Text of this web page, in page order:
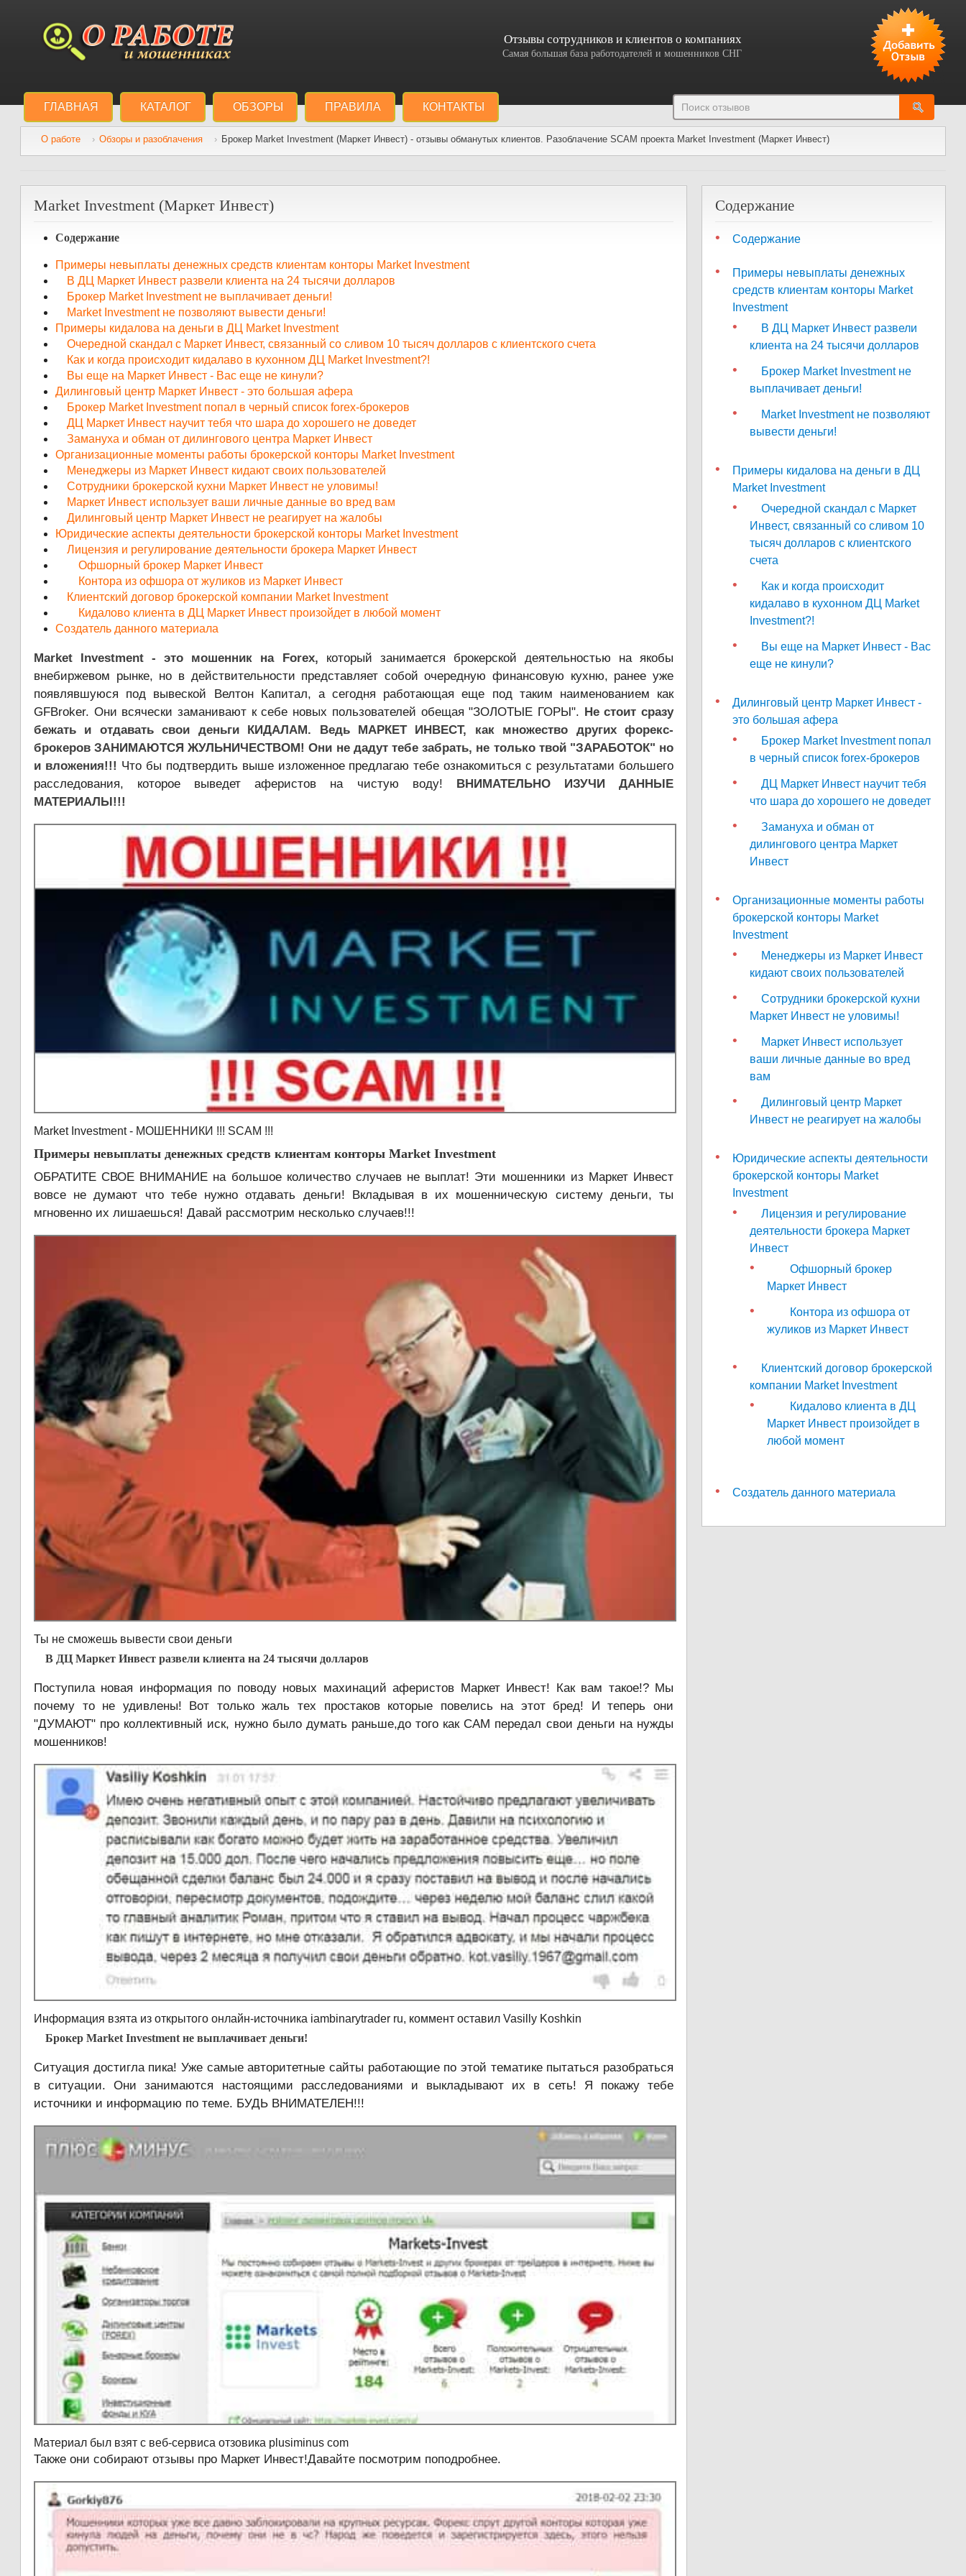
Отзывы сотрудников и клиентов о компаниях
Самая большая база работодателей и мошенников СНГ
ГЛАВНАЯ КАТАЛОГ ОБЗОРЫ ПРАВИЛА КОНТАКТЫ
О работе Обзоры и разоблачения Брокер Market Investment (Маркет Инвест) - отзывы обманутых клиентов. Разоблачение SCAM проекта Market Investment (Маркет Инвест)
Market Investment (Маркет Инвест)
Содержание
Примеры невыплаты денежных средств клиентам конторы Market Investment
В ДЦ Маркет Инвест развели клиента на 24 тысячи долларов
Брокер Market Investment не выплачивает деньги!
Market Investment не позволяют вывести деньги!
Примеры кидалова на деньги в ДЦ Market Investment
Очередной скандал с Маркет Инвест, связанный со сливом 10 тысяч долларов с клиентского счета
Как и когда происходит кидалаво в кухонном ДЦ Market Investment?!
Вы еще на Маркет Инвест - Вас еще не кинули?
Дилинговый центр Маркет Инвест - это большая афера
Брокер Market Investment попал в черный список forex-брокеров
ДЦ Маркет Инвест научит тебя что шара до хорошего не доведет
Замануха и обман от дилингового центра Маркет Инвест
Организационные моменты работы брокерской конторы Market Investment
Менеджеры из Маркет Инвест кидают своих пользователей
Сотрудники брокерской кухни Маркет Инвест не уловимы!
Маркет Инвест использует ваши личные данные во вред вам
Дилинговый центр Маркет Инвест не реагирует на жалобы
Юридические аспекты деятельности брокерской конторы Market Investment
Лицензия и регулирование деятельности брокера Маркет Инвест
Офшорный брокер Маркет Инвест
Контора из офшора от жуликов из Маркет Инвест
Клиентский договор брокерской компании Market Investment
Кидалово клиента в ДЦ Маркет Инвест произойдет в любой момент
Создатель данного материала
Market Investment - это мошенник на Forex, который занимается брокерской деятельностью на якобы
внебиржевом рынке, но в действительности представляет собой очередную финансовую кухню, ранее уже
появлявшуюся под вывеской Велтон Капитал, а сегодня работающая еще под таким наименованием как
GFBroker. Они всячески заманивают к себе новых пользователей обещая "ЗОЛОТЫЕ ГОРЫ". Не стоит сразу
бежать и отдавать свои деньги КИДАЛАМ. Ведь МАРКЕТ ИНВЕСТ, как множество других форекс-
брокеров ЗАНИМАЮТСЯ ЖУЛЬНИЧЕСТВОМ! Они не дадут тебе забрать, не только твой "ЗАРАБОТОК" но
и вложения!!! Что бы подтвердить выше изложенное предлагаю тебе ознакомиться с результатами большего
расследования, которое выведет аферистов на чистую воду! ВНИМАТЕЛЬНО ИЗУЧИ ДАННЫЕ
МАТЕРИАЛЫ!!!
Market Investment - МОШЕННИКИ !!! SCAM !!!
Примеры невыплаты денежных средств клиентам конторы Market Investment
ОБРАТИТЕ СВОЕ ВНИМАНИЕ на большое количество случаев не выплат! Эти мошенники из Маркет Инвест
вовсе не думают что тебе нужно отдавать деньги! Вкладывая в их мошенническую систему деньги, ты
мгновенно их лишаешься! Давай рассмотрим несколько случаев!!!
Ты не сможешь вывести свои деньги
В ДЦ Маркет Инвест развели клиента на 24 тысячи долларов
Поступила новая информация по поводу новых махинаций аферистов Маркет Инвест! Как вам такое!? Мы
почему то не удивлены! Вот только жаль тех простаков которые повелись на этот бред! И теперь они
"ДУМАЮТ" про коллективный иск, нужно было думать раньше,до того как САМ передал свои деньги на нужды
мошенников!
Информация взята из открытого онлайн-источника iambinarytrader ru, коммент оставил Vasilly Koshkin
Брокер Market Investment не выплачивает деньги!
Ситуация достигла пика! Уже самые авторитетные сайты работающие по этой тематике пытаться разобраться
в ситуации. Они занимаются настоящими расследованиями и выкладывают их в сеть! Я покажу тебе
источники и информацию по теме. БУДЬ ВНИМАТЕЛЕН!!!
Материал был взят с веб-сервиса отзовика plusiminus com
Также они собирают отзывы про Маркет Инвест!Давайте посмотрим поподробнее.
Содержание
Содержание
Примеры невыплаты денежных
средств клиентам конторы Market
Investment
В ДЦ Маркет Инвест развели
клиента на 24 тысячи долларов
Брокер Market Investment не
выплачивает деньги!
Market Investment не позволяют
вывести деньги!
Примеры кидалова на деньги в ДЦ
Market Investment
Очередной скандал с Маркет
Инвест, связанный со сливом 10
тысяч долларов с клиентского
счета
Как и когда происходит
кидалаво в кухонном ДЦ Market
Investment?!
Вы еще на Маркет Инвест - Вас
еще не кинули?
Дилинговый центр Маркет Инвест -
это большая афера
Брокер Market Investment попал
в черный список forex-брокеров
ДЦ Маркет Инвест научит тебя
что шара до хорошего не доведет
Замануха и обман от
дилингового центра Маркет
Инвест
Организационные моменты работы
брокерской конторы Market
Investment
Менеджеры из Маркет Инвест
кидают своих пользователей
Сотрудники брокерской кухни
Маркет Инвест не уловимы!
Маркет Инвест использует
ваши личные данные во вред
вам
Дилинговый центр Маркет
Инвест не реагирует на жалобы
Юридические аспекты деятельности
брокерской конторы Market
Investment
Лицензия и регулирование
деятельности брокера Маркет
Инвест
Офшорный брокер
Маркет Инвест
Контора из офшора от
жуликов из Маркет Инвест
Клиентский договор брокерской
компании Market Investment
Кидалово клиента в ДЦ
Маркет Инвест произойдет в
любой момент
Создатель данного материала